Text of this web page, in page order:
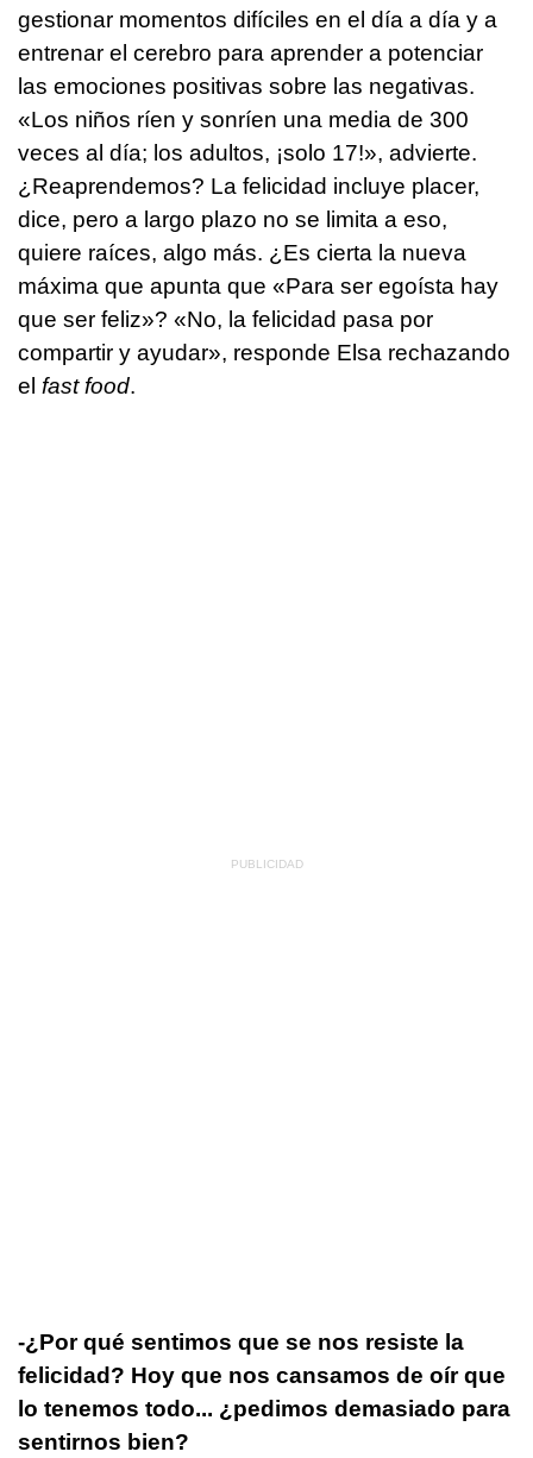
gestionar momentos difíciles en el día a día y a
entrenar el cerebro para aprender a potenciar
las emociones positivas sobre las negativas.
«Los niños ríen y sonríen una media de 300
veces al día; los adultos, ¡solo 17!», advierte.
¿Reaprendemos? La felicidad incluye placer,
dice, pero a largo plazo no se limita a eso,
quiere raíces, algo más. ¿Es cierta la nueva
máxima que apunta que «Para ser egoísta hay
que ser feliz»? «No, la felicidad pasa por
compartir y ayudar», responde Elsa rechazando
el fast food.
-¿Por qué sentimos que se nos resiste la
felicidad? Hoy que nos cansamos de oír que
lo tenemos todo... ¿pedimos demasiado para
sentirnos bien?